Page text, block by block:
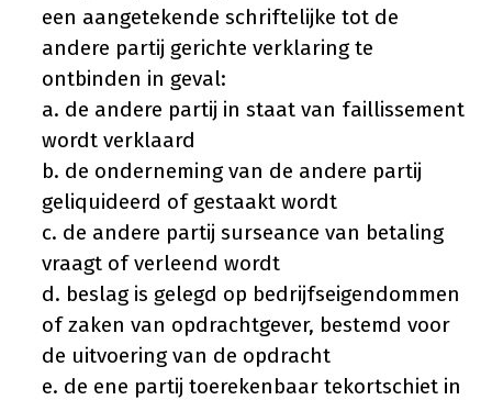
een aangetekende schriftelijke tot de
andere partij gerichte verklaring te
ontbinden in geval:
a. de andere partij in staat van faillissement
wordt verklaard
b. de onderneming van de andere partij
geliquideerd of gestaakt wordt
c. de andere partij surseance van betaling
vraagt of verleend wordt
d. beslag is gelegd op bedrijfseigendommen
of zaken van opdrachtgever, bestemd voor
de uitvoering van de opdracht
e. de ene partij toerekenbaar tekortschiet in